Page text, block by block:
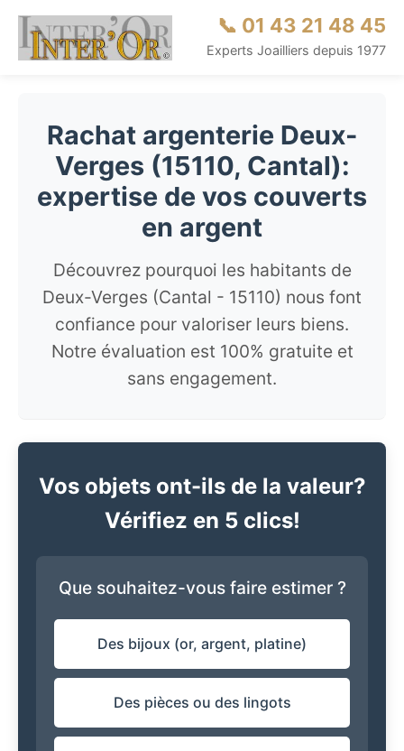
📞 01 43 21 48 45
Experts Joailliers depuis 1977
Rachat argenterie Deux-
Verges (15110, Cantal):
expertise de vos couverts
en argent
Découvrez pourquoi les habitants de
Deux-Verges (Cantal - 15110) nous font
confiance pour valoriser leurs biens.
Notre évaluation est 100% gratuite et
sans engagement.
Vos objets ont-ils de la valeur?
Vérifiez en 5 clics!
Que souhaitez-vous faire estimer ?
Des bijoux (or, argent, platine)
Des pièces ou des lingots